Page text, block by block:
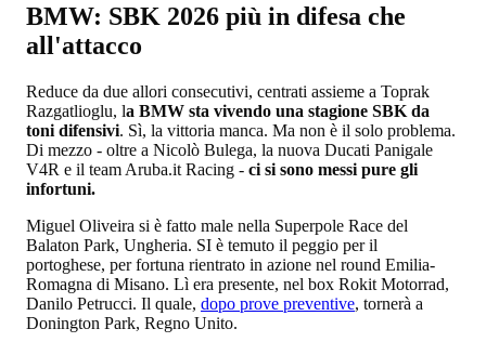
BMW: SBK 2026 più in difesa che
all'attacco
Reduce da due allori consecutivi, centrati assieme a Toprak
Razgatlioglu, la BMW sta vivendo una stagione SBK da
toni difensivi. Sì, la vittoria manca. Ma non è il solo problema.
Di mezzo - oltre a Nicolò Bulega, la nuova Ducati Panigale
V4R e il team Aruba.it Racing - ci si sono messi pure gli
infortuni.
Miguel Oliveira si è fatto male nella Superpole Race del
Balaton Park, Ungheria. SI è temuto il peggio per il
portoghese, per fortuna rientrato in azione nel round Emilia-
Romagna di Misano. Lì era presente, nel box Rokit Motorrad,
Danilo Petrucci. Il quale, dopo prove preventive, tornerà a
Donington Park, Regno Unito.